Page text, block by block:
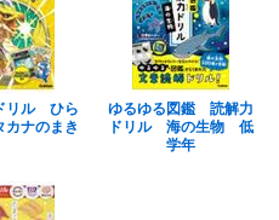
リル ひら
カナのまき
ゆるゆる図鑑 読解力
ドリル 海の生物 低
学年